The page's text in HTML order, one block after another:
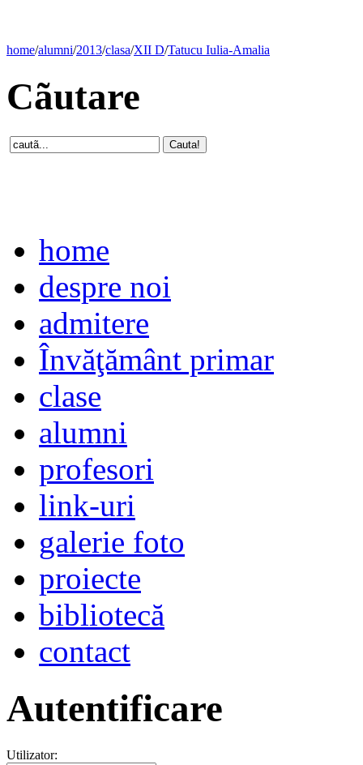
home/alumni/2013/clasa/XII D/Tatucu Iulia-Amalia
Cãutare
home
despre noi
admitere
Învăţământ primar
clase
alumni
profesori
link-uri
galerie foto
proiecte
bibliotecă
contact
Autentificare
Utilizator: